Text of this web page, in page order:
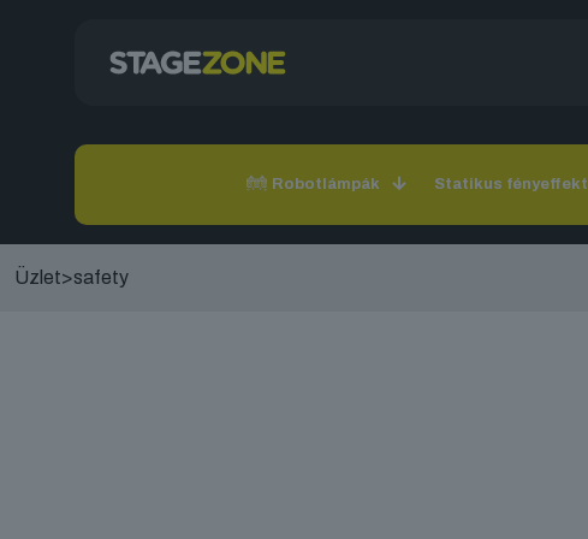
Robotlámpák Statikus fényeffekt
Üzlet>safety